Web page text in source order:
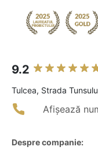
9.2
Tulcea, Strada
Afișează
Despre companie: